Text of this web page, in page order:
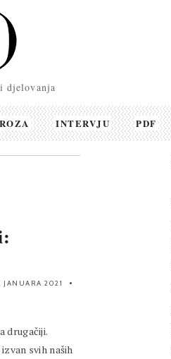
djelovanja
INTERVJU PDF
JANUARA 2021
drugačiji.
svih naših